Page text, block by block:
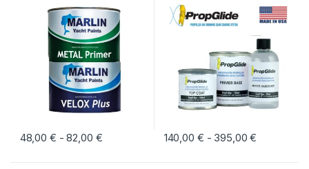
48,00 € - 82,00 €Rango de precios: desde 48,00 € hasta
140,00 € - 395,00€